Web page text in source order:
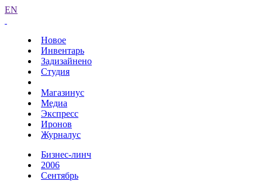
EN
Новое
Инвентарь
Задизайнено
Студия
Магазинус
Медиа
Экспресс
Иронов
Журналус
Бизнес-линч
2006
Сентябрь